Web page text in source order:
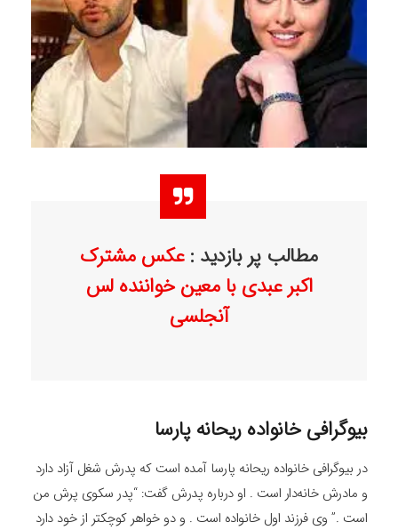
مطالب پر بازدید :عکس مشترک
اکبر عبدی با معین خواننده لس
آنجلسی
بیوگرافی خانواده ریحانه پارسا
در بیوگرافی خانواده ریحانه پارسا آمده است که پدرش شغل آزاد دارد
و مادرش خانه‌دار است . او درباره پدرش گفت: “پدر سکوی پرش من
است .” وی فرزند اول خانواده است . و دو خواهر کوچکتر از خود دارد